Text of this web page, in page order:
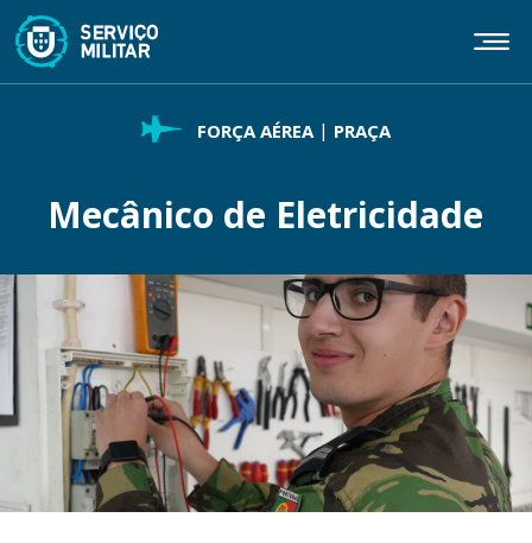
para
conteúdo
principal
FORÇA AÉREA PRAÇA
Mecânico de Eletricidade